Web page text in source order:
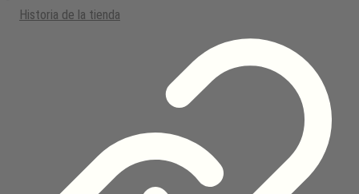
Historia de la tienda